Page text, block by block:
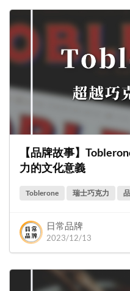
【品牌故事】
力的文化意義
Toblerone 瑞士巧克力
日常品牌
2023/12/13